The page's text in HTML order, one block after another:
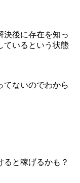
決後に存在を知っ
ているという状態
てないのでわから
と稼げるかも？